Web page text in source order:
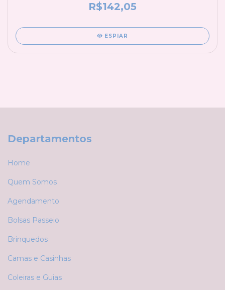
R$142,05
ESPIAR
Departamentos
Home
Quem Somos
Agendamento
Bolsas Passeio
Brinquedos
Camas e Casinhas
Coleiras e Guias